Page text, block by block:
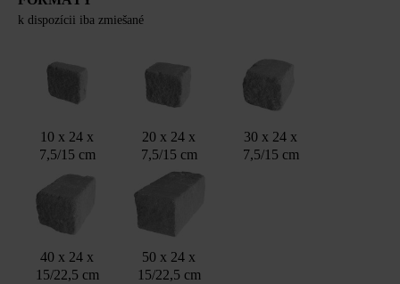
k dispozícii iba zmiešané
10 x 24 x
7,5/15 cm
20 x 24 x
7,5/15 cm
30 x 24 x
7,5/15 cm
40 x 24 x
15/22,5 cm
50 x 24 x
15/22,5 cm